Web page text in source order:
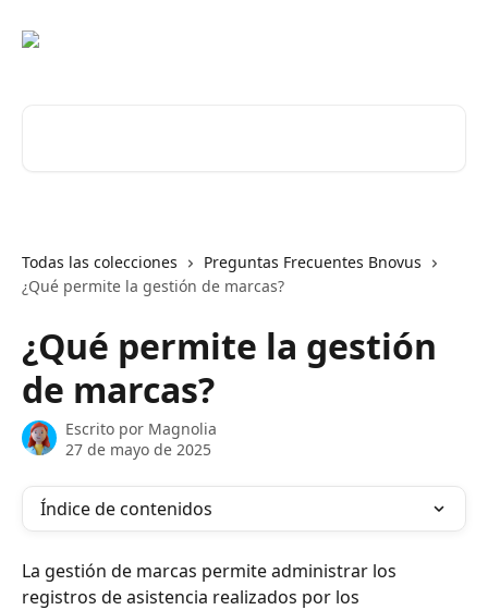
Todas las colecciones
Preguntas Frecuentes Bnovus
¿Qué permite la gestión de marcas?
¿Qué permite la gestión
de marcas?
Escrito por Magnolia
27 de mayo de 2025
Índice de contenidos
La gestión de marcas permite administrar los
registros de asistencia realizados por los